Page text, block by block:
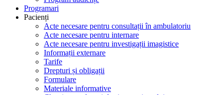
Programari
Pacienți
Acte necesare pentru consultații în ambulatoriu
Acte necesare pentru internare
Acte necesare pentru investigații imagistice
Informații externare
Tarife
Drepturi și obligații
Formulare
Materiale informative